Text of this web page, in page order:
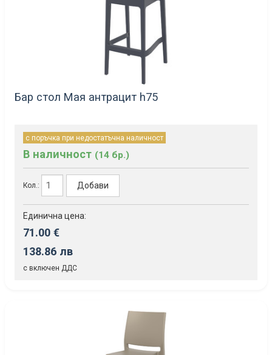
Бар стол Мая антрацит h75
с поръчка при недостатъчна наличност
В наличност (14 бр.)
Кол.: Добави
Единична цена:
71.00 €
138.86 лв
с включен ДДС